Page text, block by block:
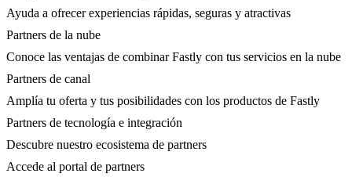
Ayuda a ofrecer experiencias rápidas, seguras y atractivas
Partners de la nube
Conoce las ventajas de combinar Fastly con tus servicios en la nube
Partners de canal
Amplía tu oferta y tus posibilidades con los productos de Fastly
Partners de tecnología e integración
Descubre nuestro ecosistema de partners
Accede al portal de partners